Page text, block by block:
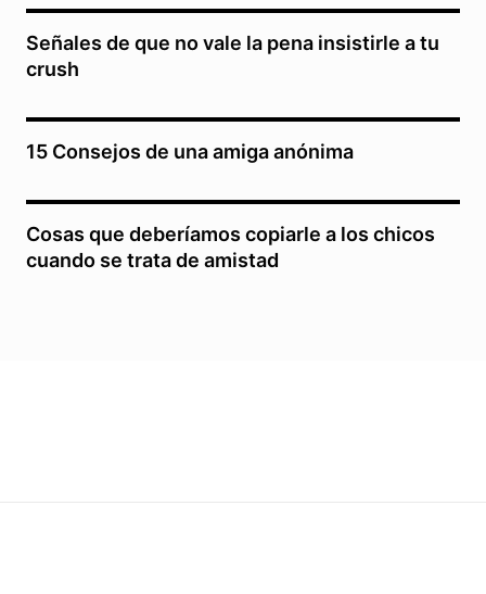
Señales de que no vale la pena insistirle a tu
crush
15 Consejos de una amiga anónima
Cosas que deberíamos copiarle a los chicos
cuando se trata de amistad